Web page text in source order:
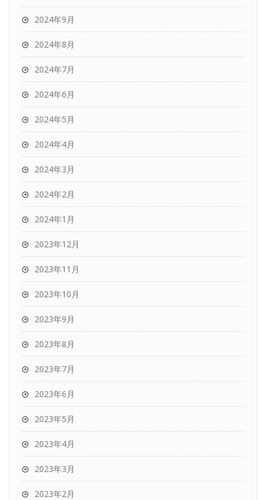
2024年9月
2024年8月
2024年7月
2024年6月
2024年5月
2024年4月
2024年3月
2024年2月
2024年1月
2023年12月
2023年11月
2023年10月
2023年9月
2023年8月
2023年7月
2023年6月
2023年5月
2023年4月
2023年3月
2023年2月